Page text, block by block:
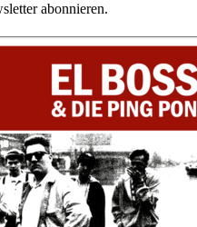
abonnieren.